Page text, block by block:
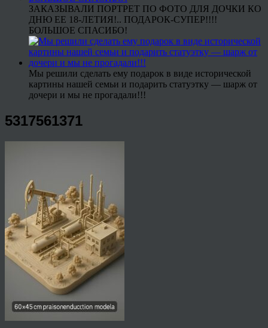
ЗАКАЗЫВАЛИ ПОРТРЕТ ПО ФОТО ДЛЯ ДОЧКИ КО
ДНЮ ЕЕ 18-ЛЕТИЯ!.. ПОДАРОК-СУПЕР!!!!
БОЛЬШОЕ СПАСИБО!
Мы решили сделать ему подарок в виде исторической
картины нашей семьи и подарить статуэтку — шарж от
дочери и мы не прогадали!!!
5317561371